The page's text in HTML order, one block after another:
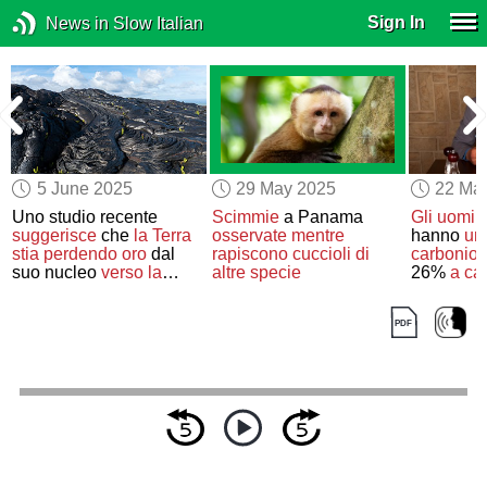
News in Slow Italian Sign In
5 June 2025
Uno studio recente
suggerisce che la Terra
stia perdendo oro dal
suo nucleoverso la
29 May 2025
Scimmiea Panama
osservate mentre
rapiscono cuccioli di
altre specie
22
Gli
hanno
carbonio
26% a